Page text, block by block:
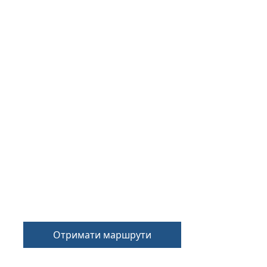
Отримати маршрути